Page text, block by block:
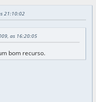
21:10:02
as 16:20:05
bom recurso.